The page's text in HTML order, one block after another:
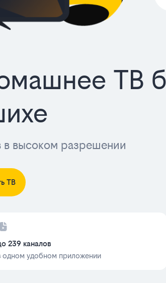
ТВ
в высоком разрешении
ТВ
239 каналов
одном удобном приложении